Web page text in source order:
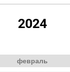
2024
февраль